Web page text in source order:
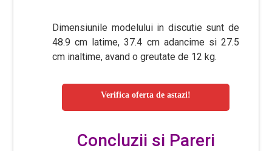
Dimensiunile modelului in discutie sunt de
48.9 cm latime, 37.4 cm adancime si 27.5
cm inaltime, avand o greutate de 12 kg.
Verifica oferta de astazi!
Concluzii si Pareri